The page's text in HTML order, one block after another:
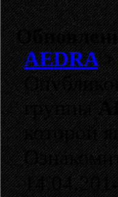
AEDRA
группы
которой